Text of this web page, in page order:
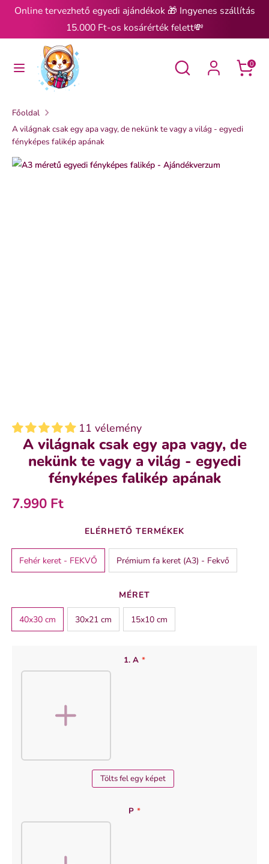
Ugrás
tartalomra
Online tervezhető egyedi ajándékok 🎁 Ingyenes szállítás
15.000 Ft-os kosárérték felett💸
Keresés
Keresés 0
KeresésKeresés
Főoldal
A világnak csak egy apa vagy, de nekünk te vagy a világ - egyedi
fényképes falikép apának
11 vélemény
A világnak csak egy apa vagy, de
nekünk te vagy a világ - egyedi
fényképes falikép apának
7.990 Ft
ELÉRHETŐ TERMÉKEK
Fehér keret - FEKVŐ Prémium fa keret (A3) - Fekvő
fehér
MÉRET
40x30 cm 30x21 cm 15x10 cm
1. A *
Tölts fel egy képet
P *